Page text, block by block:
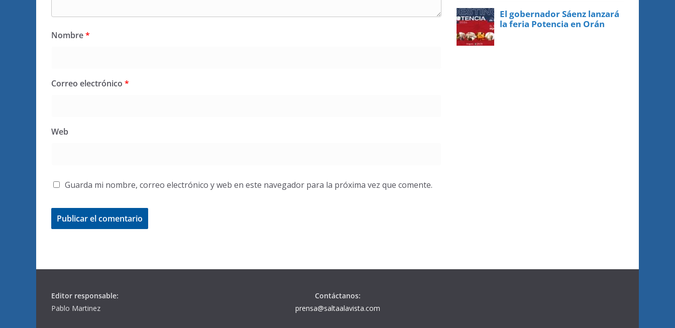
Nombre*
Correo electrónico *
Web
Guarda mi nombre, correo electrónico y web en este navegador para la próxima vez que comente.
Editor responsable:
Pablo Martinez
Contáctanos:
prensa@saltaalavista.com